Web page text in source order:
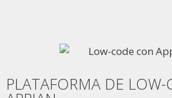
PLATAFORMA DE LOW-